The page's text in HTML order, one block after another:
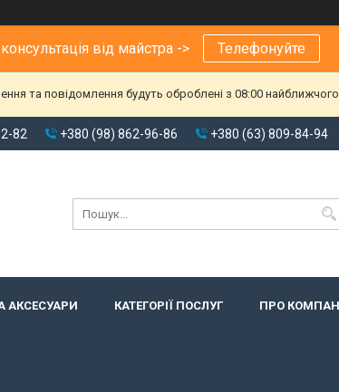
від майстра -> Телефонуйте
та повідомлення будуть оброблені з 08:00
82 +380 (98) 862-96-86 +380 (63) 809-84-94
АКСЕСУАРИ КАТЕГОРІЇ ПОСЛУГ ПРО